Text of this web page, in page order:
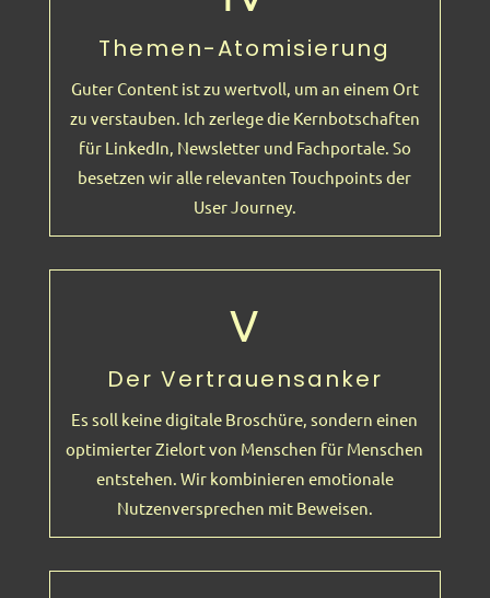
Themen-Atomisierung
Guter Content ist zu wertvoll, um an einem Ort
zu verstauben. Ich zerlege die Kernbotschaften
für LinkedIn, Newsletter und Fachportale. So
besetzen wir alle relevanten Touchpoints der
User Journey.
V
Der Vertrauensanker
Es soll keine digitale Broschüre, sondern einen
optimierter Zielort von Menschen für Menschen
entstehen. Wir kombinieren emotionale
Nutzenversprechen mit Beweisen.